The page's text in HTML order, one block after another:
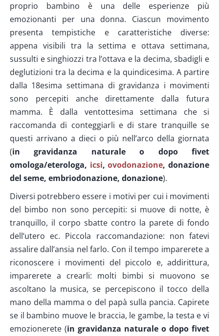
proprio bambino è una delle esperienze più
emozionanti per una donna. Ciascun movimento
presenta tempistiche e caratteristiche diverse:
appena visibili tra la settima e ottava settimana,
sussulti e singhiozzi tra l’ottava e la decima, sbadigli e
deglutizioni tra la decima e la quindicesima. A partire
dalla 18esima settimana di gravidanza i movimenti
sono percepiti anche direttamente dalla futura
mamma. È dalla ventottesima settimana che si
raccomanda di conteggiarli e di stare tranquille se
questi arrivano a dieci o più nell’arco della giornata
(in gravidanza naturale o dopo fivet
omologa/eterologa, icsi,ovodonazione, donazione
del seme, embriodonazione, donazione).
Diversi potrebbero essere i motivi per cui i movimenti
del bimbo non sono percepiti: si muove di notte, è
tranquillo, il corpo sbatte contro la parete di fondo
dell’utero ec. Piccola raccomandazione: non fatevi
assalire dall’ansia nel farlo. Con il tempo imparerete a
riconoscere i movimenti del piccolo e, addirittura,
imparerete a crearli: molti bimbi si muovono se
ascoltano la musica, se percepiscono il tocco della
mano della mamma o del papà sulla pancia. Capirete
se il bambino muove le braccia, le gambe, la testa e vi
emozionerete (in gravidanza naturale o dopo fivet